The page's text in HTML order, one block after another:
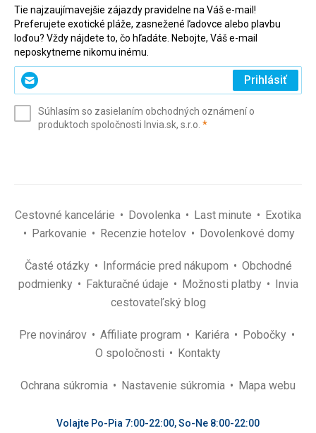
Tie najzaujímavejšie zájazdy pravidelne na Váš e-mail!
Preferujete exotické pláže, zasnežené ľadovce alebo plavbu
loďou? Vždy nájdete to, čo hľadáte. Nebojte, Váš e-mail
neposkytneme nikomu inému.
Zadajte
svoj
(povinné)
Prihlásiť
Súhlasím so zasielaním obchodných oznámení o
produktoch spoločnosti Invia.sk, s.r.o. *(povinné)
Cestovné kancelárie Dovolenka Last minute
Exotika
Parkovanie
Recenzie hotelov Dovolenkové domy
Časté otázky Informácie pred nákupom
Obchodné
podmienky
Fakturačné údaje Možnosti platby
Invia
cestovateľský blog
Pre novinárov Affiliate program Kariéra
Pobočky
O spoločnosti
Kontakty
Ochrana súkromia Nastavenie súkromia Mapa webu
Volajte Po-Pia 7:00-22:00, So-Ne 8:00-22:00